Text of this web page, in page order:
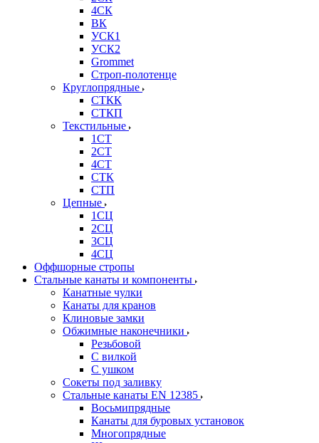
4СК
ВК
УСК1
УСК2
Grommet
Строп-полотенце
Круглопрядные
СТКК
СТКП
Текстильные
1СТ
2СТ
4СТ
СТК
СТП
Цепные
1СЦ
2СЦ
3СЦ
4СЦ
Оффшорные стропы
Стальные канаты и компоненты
Канатные чулки
Канаты для кранов
Клиновые замки
Обжимные наконечники
Резьбовой
С вилкой
С ушком
Сокеты под заливку
Стальные канаты EN 12385
Восьмипрядные
Канаты для буровых установок
Многопрядные